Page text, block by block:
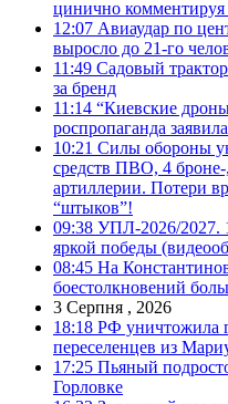
цинично комментируя
12:07 Авиаудар по
выросло до 21-го
11:49 Садовый
за бренд
11:14 “Киевские
роспропаганда
10:21 Силы обороны
средств ПВО, 4 броне-
артиллерии. Потери
“штыков”!
09:38 УПЛ-2026/2027.
яркой победы
08:45 На
боестолкновений
3 Серпня , 2026
18:18 РФ уничтожила
переселенцев из
17:25 Пьяный
Горловке